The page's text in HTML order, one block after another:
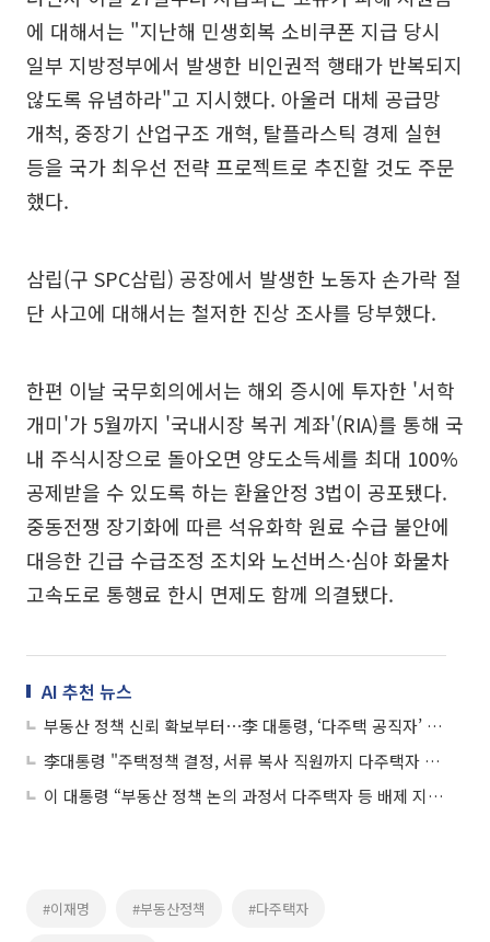
에 대해서는 "지난해 민생회복 소비쿠폰 지급 당시
일부 지방정부에서 발생한 비인권적 행태가 반복되지
않도록 유념하라"고 지시했다. 아울러 대체 공급망
개척, 중장기 산업구조 개혁, 탈플라스틱 경제 실현
등을 국가 최우선 전략 프로젝트로 추진할 것도 주문
했다.
삼립(구 SPC삼립) 공장에서 발생한 노동자 손가락 절
단 사고에 대해서는 철저한 진상 조사를 당부했다.
한편 이날 국무회의에서는 해외 증시에 투자한 '서학
개미'가 5월까지 '국내시장 복귀 계좌'(RIA)를 통해 국
내 주식시장으로 돌아오면 양도소득세를 최대 100%
공제받을 수 있도록 하는 환율안정 3법이 공포됐다.
중동전쟁 장기화에 따른 석유화학 원료 수급 불안에
대응한 긴급 수급조정 조치와 노선버스·심야 화물차
고속도로 통행료 한시 면제도 함께 의결됐다.
AI 추천 뉴스
부동산 정책 신뢰 확보부터⋯李 대통령, ‘다주택 공직자’ 배제 지시
李대통령 "주택정책 결정, 서류 복사 직원까지 다주택자 배제하라"
이 대통령 “부동산 정책 논의 과정서 다주택자 등 배제 지시”
#이재명 #부동산정책 #다주택자